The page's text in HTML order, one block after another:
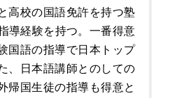
高校の国語免許を持つ塾
導経験を持つ。一番得意
国語の指導で日本トップ
、日本語講師とのしての
帰国生徒の指導も得意と